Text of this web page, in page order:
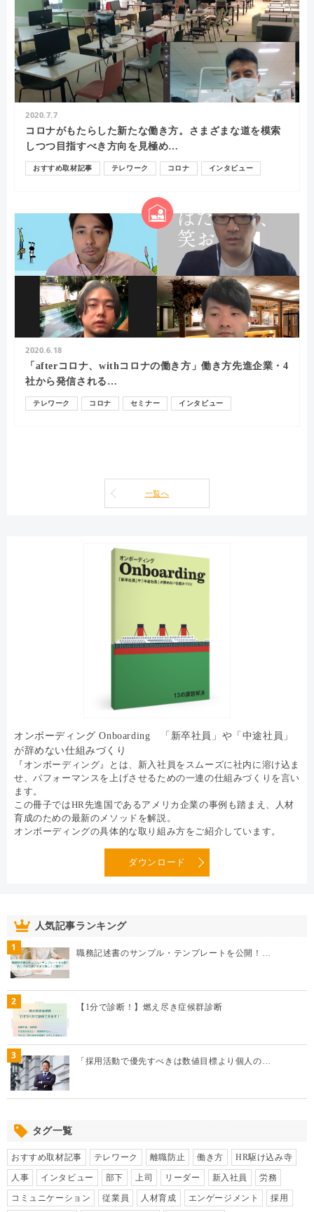
2020.7.7
コロナがもたらした新たな働き方。さまざまな道を模索
しつつ目指すべき方向を見極め…
おすすめ取材記事 テレワーク コロナ インタビュー
2020.6.18
「afterコロナ、withコロナの働き方」働き方先進企業・4
社から発信される…
テレワーク コロナ セミナー インタビュー
一覧へ
オンボーディング Onboarding 「新卒社員」や「中途社員」
が辞めない仕組みづくり
『オンボーディング』とは、新入社員をスムーズに社内に溶け込ま
せ、パフォーマンスを上げさせるための一連の仕組みづくりを言い
ます。
この冊子ではHR先進国であるアメリカ企業の事例も踏まえ、人材
育成のための最新のメソッドを解説。
オンボーディングの具体的な取り組み方をご紹介しています。
ダウンロード
人気記事ランキング
1 職務記述書のサンプル・テンプレートを公開！…
2 【1分で診断！】燃え尽き症候群診断
3 「採用活動で優先すべきは数値目標より個人の…
タグ一覧
おすすめ取材記事 テレワーク 離職防止 働き方 HR駆け込み寺
人事 インタビュー 部下 上司 リーダー 新入社員 労務
コミュニケーション 従業員 人材育成 エンゲージメント 採用